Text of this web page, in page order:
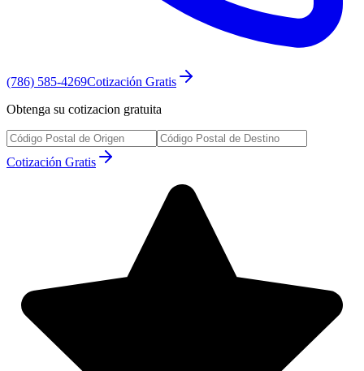
(786) 585-4269Cotización Gratis
Obtenga su cotizacion gratuita
Cotización Gratis